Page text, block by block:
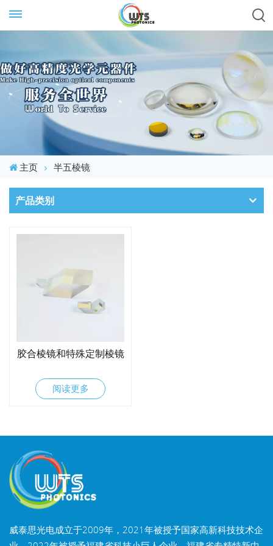
主页 半五棱镜
产品类别
胶合棱镜和特殊定制棱镜
阅读更多
威泰思光电成立于2009年，2021年被授予国家高新科技技术企